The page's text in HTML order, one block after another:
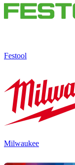
Festool
Milwaukee